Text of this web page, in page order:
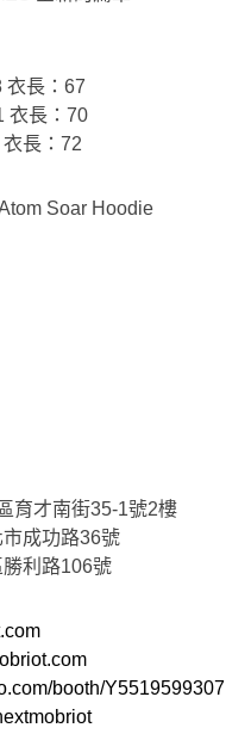
衣長：67
衣長：70
長：72
Soar Hoodie
育才南街35-1號2樓
成功路36號
利路106號
booth/Y5519599307